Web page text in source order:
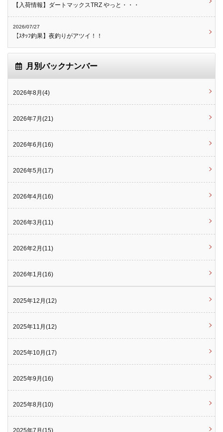
【入荷情報】ダートマックスTRZ やっと・・・
2026/07/27
【ｽﾀｯﾌ釣果】夜釣りがアツイ！！
月別バックナンバー
2026年8月(4)
2026年7月(21)
2026年6月(16)
2026年5月(17)
2026年4月(16)
2026年3月(11)
2026年2月(11)
2026年1月(16)
2025年12月(12)
2025年11月(12)
2025年10月(17)
2025年9月(16)
2025年8月(10)